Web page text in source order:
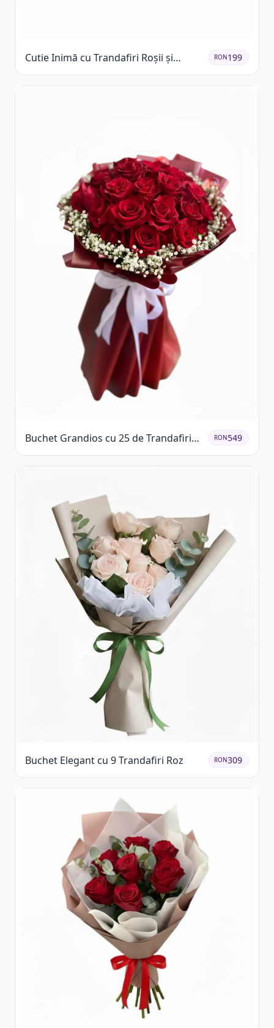
Cutie Inimă cu Trandafiri Roșii și
Ferrero Rocher
RON199
Buchet Grandios cu 25 de Trandafiri
Roșii
RON549
Buchet Elegant cu 9 Trandafiri Roz RON309